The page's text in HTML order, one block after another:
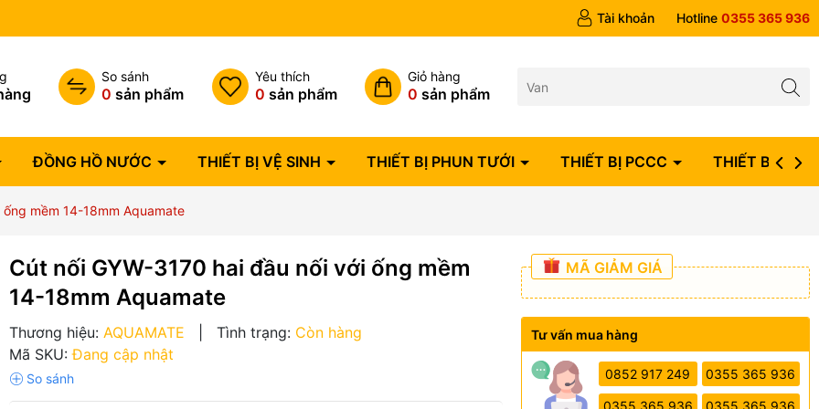
Tài khoản Hotline 0355 365 936
So sánh
0 sản phẩm
Yêu thích
0 sản phẩm
Giỏ hàng
0 sản phẩm
ĐỒNG HỒ NƯỚC THIẾT BỊ VỆ SINH THIẾT BỊ PHUN TƯỚI THIẾT BỊ PCCC THIẾT BỊ ĐIỆN
mềm 14-18mm Aquamate
Cút nối GYW-3170 hai đầu nối với ống mềm
14-18mm Aquamate
Thương hiệu: AQUAMATE Tình trạng: Còn hàng
Mã SKU: Đang cập nhật
MÃ GIẢM GIÁ
Tư vấn mua hàng
0852 917 249 0355 365 936
0355 365 936 0355 365 936